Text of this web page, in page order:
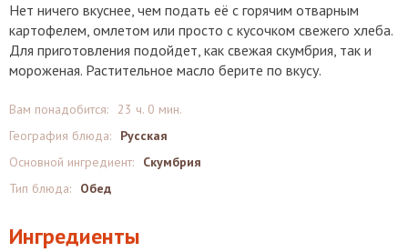
Нет ничего вкуснее, чем подать её с горячим отварным
картофелем, омлетом или просто с кусочком свежего хлеба.
Для приготовления подойдет, как свежая скумбрия, так и
мороженая. Растительное масло берите по вкусу.
Вам понадобится:
23 ч. 0 мин.
География блюда:
Русская
Основной ингредиент:
Скумбрия
Тип блюда:
Обед
Ингредиенты